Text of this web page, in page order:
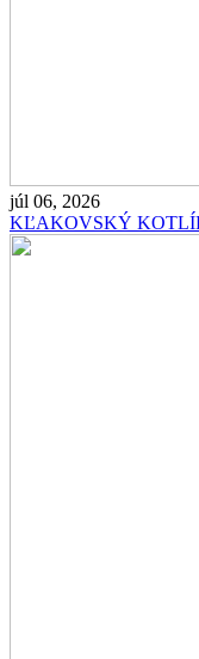
júl 06, 2026
KĽAKOVSKÝ